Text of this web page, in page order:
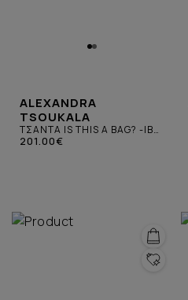
ALEXANDRA
TSOUKALA
ΤΣΑΝΤΑ IS THIS A BAG? -IB-
ΠΕΤΡΟΛ
201.00€